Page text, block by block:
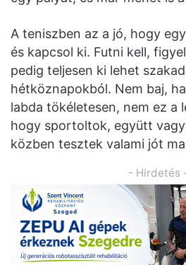
A teniszben az a jó, hogy
és kapcsol ki. Futni kell,
pedig teljesen ki lehet
hétköznapokból. Nem baj,
labda tökéletesen, nem ez a
hogy sportoltok, együtt
közben tesztek valami jót
- Hirdetés